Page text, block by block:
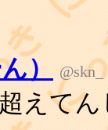
） @skn_
えて